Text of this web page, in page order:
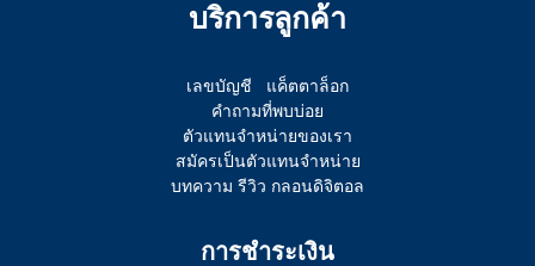
บริการลูกค้า
เลขบัญชี
แค็ตตาล็อก
คำถามที่พบบ่อย
ตัวแทนจำหน่ายของเรา
สมัครเป็นตัวแทนจำหน่าย
บทความ รีวิว กลอนดิจิตอล
การชำระเงิน